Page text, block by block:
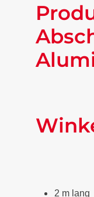
2 m lang